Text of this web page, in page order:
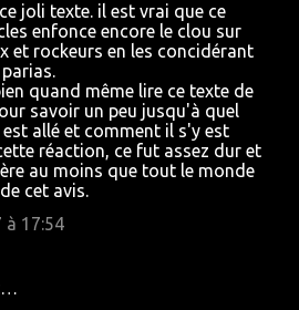
joli texte. il est vrai que ce
enfonce encore le clou sur
et rockeurs en les concidérant
quand même lire ce texte de
savoir un peu jusqu'à quel
est allé et comment il s'y est
réaction, ce fut assez dur et
au moins que tout le monde
cet avis.
à 17:54